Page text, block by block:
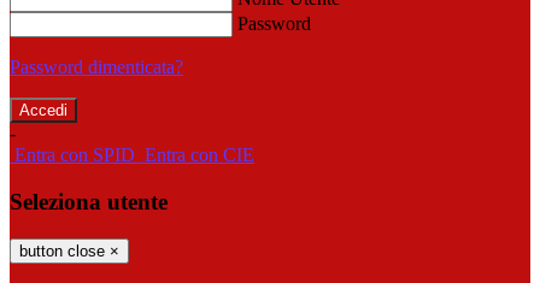
Password
Password dimenticata?
-
Entra con SPID Entra con CIE
Seleziona utente
button close ×